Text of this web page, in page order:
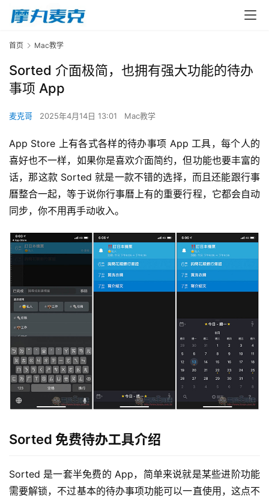
首页 Mac教学
Sorted 介面极简，也拥有强大功能的待办
事项 App
麦克哥 2025年4月14日 13:01 Mac教学
App Store 上有各式各样的待办事项 App 工具，每个人的
喜好也不一样，如果你是喜欢介面简约，但功能也要丰富的
话，那这款 Sorted 就是一款不错的选择，而且还能跟行事
曆整合一起，等于说你行事曆上有的重要行程，它都会自动
同步，你不用再手动收入。
Sorted 免费待办工具介绍
Sorted 是一套半免费的 App，简单来说就是某些进阶功能
需要解锁，不过基本的待办事项功能可以一直使用，这点不